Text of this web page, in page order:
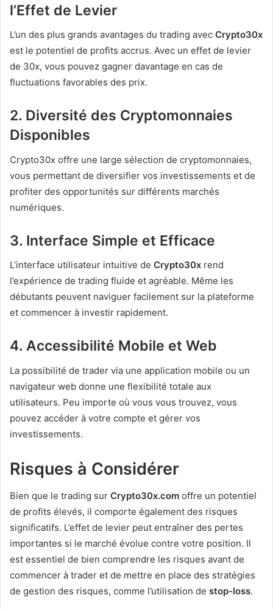
l’Effet de Levier
L’un des plus grands avantages du trading avec Crypto30x
est le potentiel de profits accrus. Avec un effet de levier
de 30x, vous pouvez gagner davantage en cas de
fluctuations favorables des prix.
2. Diversité des Cryptomonnaies
Disponibles
Crypto30x offre une large sélection de cryptomonnaies,
vous permettant de diversifier vos investissements et de
profiter des opportunités sur différents marchés
numériques.
3. Interface Simple et Efficace
L’interface utilisateur intuitive de Crypto30x rend
l’expérience de trading fluide et agréable. Même les
débutants peuvent naviguer facilement sur la plateforme
et commencer à investir rapidement.
4. Accessibilité Mobile et Web
La possibilité de trader via une application mobile ou un
navigateur web donne une flexibilité totale aux
utilisateurs. Peu importe où vous vous trouvez, vous
pouvez accéder à votre compte et gérer vos
investissements.
Risques à Considérer
Bien que le trading sur Crypto30x.com offre un potentiel
de profits élevés, il comporte également des risques
significatifs. L’effet de levier peut entraîner des pertes
importantes si le marché évolue contre votre position. Il
est essentiel de bien comprendre les risques avant de
commencer à trader et de mettre en place des stratégies
de gestion des risques, comme l’utilisation de stop-loss.